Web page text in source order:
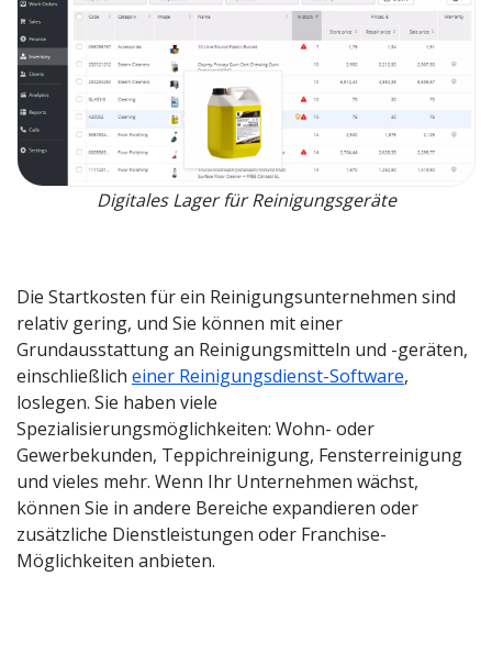
Digitales Lager für Reinigungsgeräte
Die Startkosten für ein Reinigungsunternehmen sind
relativ gering, und Sie können mit einer
Grundausstattung an Reinigungsmitteln und -geräten,
einschließlich einer Reinigungsdienst-Software,
loslegen. Sie haben viele
Spezialisierungsmöglichkeiten: Wohn- oder
Gewerbekunden, Teppichreinigung, Fensterreinigung
und vieles mehr. Wenn Ihr Unternehmen wächst,
können Sie in andere Bereiche expandieren oder
zusätzliche Dienstleistungen oder Franchise-
Möglichkeiten anbieten.